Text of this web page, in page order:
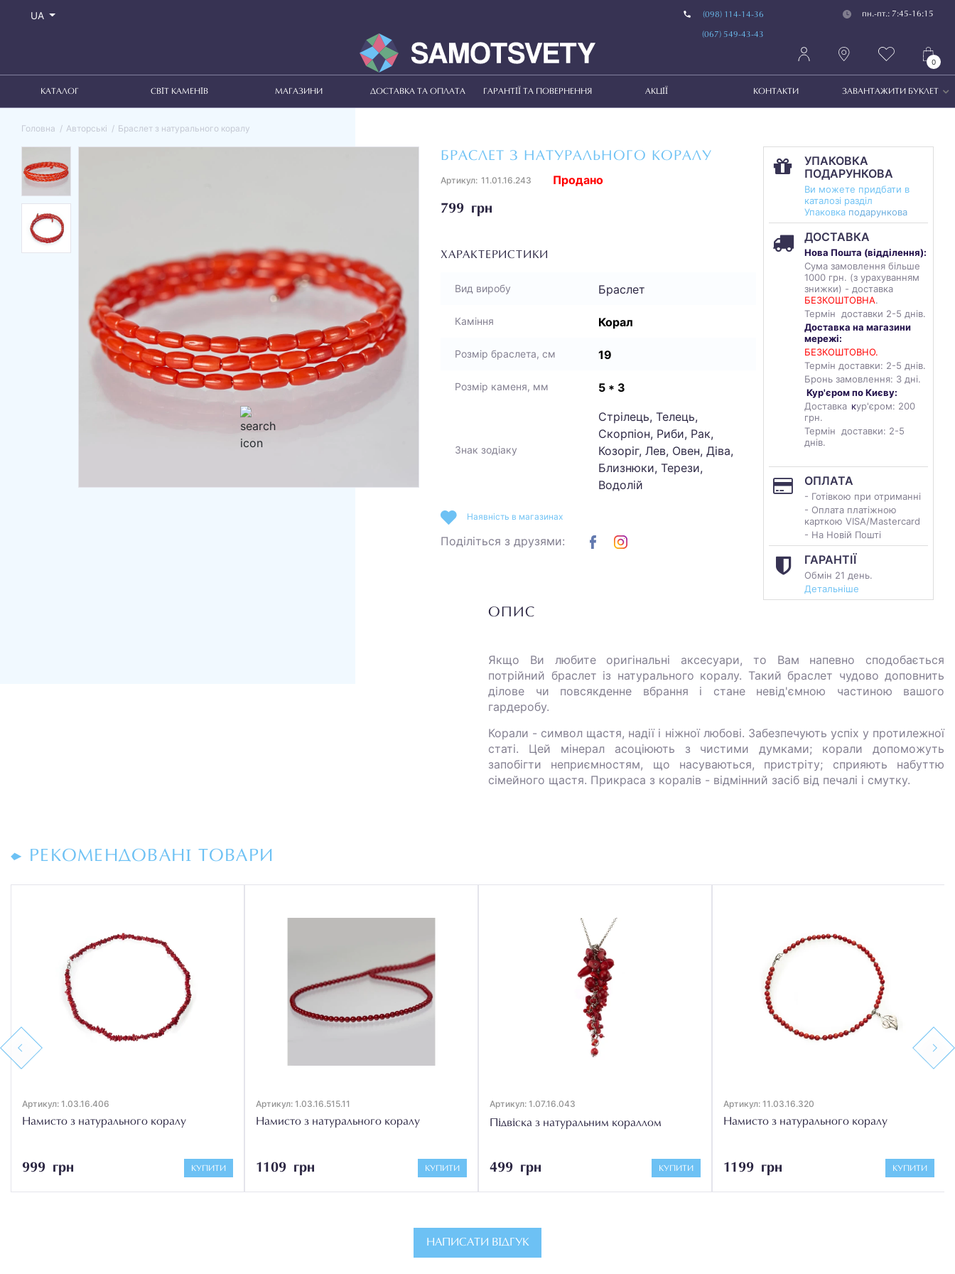
UA (098) 114-14-36
(067) 549-43-43
пн.-пт.: 7:45-16:15
0
КАТАЛОГ СВІТ КАМЕНІВ МАГАЗИНИ ДОСТАВКА ТА ОПЛАТА ГАРАНТІЇ ТА ПОВЕРНЕННЯ АКЦІЇ КОНТАКТИ ЗАВАНТАЖИТИ БУКЛЕТ
Головна Авторські Браслет з натурального коралу
БРАСЛЕТ З НАТУРАЛЬНОГО КОРАЛУ
Артикул: 11.01.16.243
799 грн
Продано
ХАРАКТЕРИСТИКИ
Вид виробу Браслет
Каміння Корал
Розмір браслета, см 19
Розмір каменя, мм 5 * 3
Знак зодіаку
Стрілець, Телець,
Скорпіон, Риби, Рак,
Козоріг, Лев, Овен, Діва,
Близнюки, Терези,
Водолій
УПАКОВКА
ПОДАРУНКОВА
Ви можете придбати в
каталозі разділ
Упаковка подарункова
ДОСТАВКА
Нова Пошта (відділення):
Сума замовлення більше
1000 грн. (з урахуванням
знижки) - доставка
БЕЗКОШТОВНА.
Термін доставки 2-5 днів.
Доставка на магазини
мережі:
БЕЗКОШТОВНО.
Термін доставки: 2-5 днів.
Бронь замовлення: 3 дні.
Кур'єром по Києву:
Доставка кур'єром: 200
грн.
Термін доставки: 2-5
днів.
ОПЛАТА
- Готівкою при отриманні
- Оплата платіжною
карткою VISA/Mastercard
- На Новій Пошті
ГАРАНТІЇ
Обмін 21 день.
Детальніше
Наявність в магазинах
Поділіться з друзями:
ОПИС
Якщо Ви любите оригінальні аксесуари, то Вам напевно сподобається
потрійний браслет із натурального коралу. Такий браслет чудово доповнить
ділове чи повсякденне вбрання і стане невід'ємною частиною вашого
гардеробу.
Корали - символ щастя, надії і ніжної любові. Забезпечують успіх у протилежної
статі. Цей мінерал асоціюють з чистими думками; корали допоможуть
запобігти неприємностям, що насуваються, пристріту; сприяють набуттю
сімейного щастя. Прикраса з коралів - відмінний засіб від печалі і смутку.
РЕКОМЕНДОВАНІ ТОВАРИ
Previous
Артикул: 1.03.16.406
Намисто з натурального коралу
999 грн КУПИТИ
Артикул: 1.03.16.515.11
Намисто з натурального коралу
1109 грн КУПИТИ
Артикул: 1.07.16.043
Підвіска з натуральним кораллом
499 грн КУПИТИ
Артикул: 11.03.16.320
Намисто з натурального коралу
1199 грн КУПИТИ
Next
НАПИСАТИ ВІДГУК